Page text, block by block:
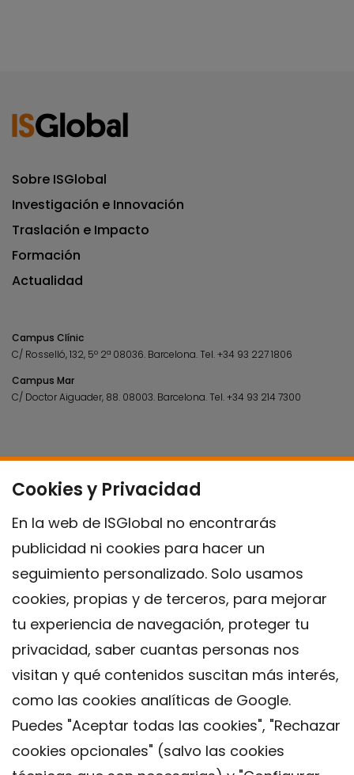
Cookies y Privacidad
En la web de ISGlobal no encontrarás
publicidad ni cookies para hacer un
seguimiento personalizado. Solo usamos
cookies, propias y de terceros, para mejorar
tu experiencia de navegación, proteger tu
privacidad, saber cuantas personas nos
visitan y qué contenidos suscitan más interés,
como las cookies analíticas de Google.
Puedes "Aceptar todas las cookies", "Rechazar
cookies opcionales" (salvo las cookies
Sobre ISGlobal
Investigación e Innovación
Traslación e Impacto
Formación
Actualidad
Campus Clínic
C/ Rosselló, 132, 5º 2ª 08036. Barcelona.Tel.+34 93 227 1806
Campus Mar
C/ Doctor Aiguader, 88. 08003. Barcelona.Tel.+34 93 214 7300